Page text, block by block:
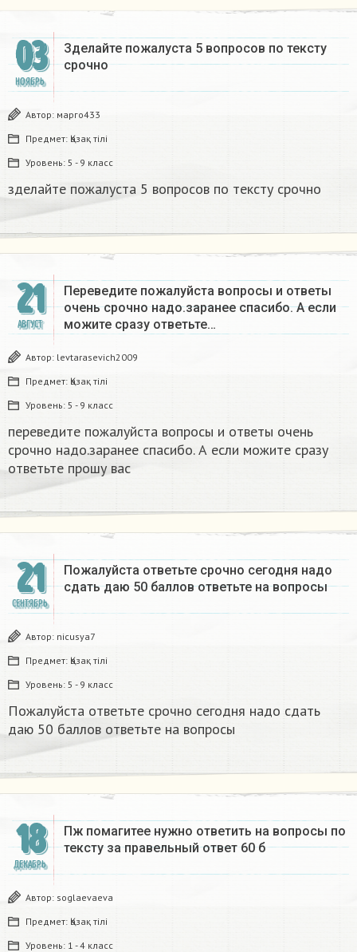
03
НОЯБРЬ
Зделайте пожалуста 5 вопросов по тексту
срочно​
Автор: марго433
Предмет: Қазақ тiлi
Уровень: 5 - 9 класс
зделайте пожалуста 5 вопросов по тексту срочно​
21
АВГУСТ
Переведите пожалуйста вопросы и ответы
очень срочно надо.заранее спасибо. А если
можите сразу ответьте…
Автор: levtarasevich2009
Предмет: Қазақ тiлi
Уровень: 5 - 9 класс
переведите пожалуйста вопросы и ответы очень
срочно надо.заранее спасибо. А если можите сразу
ответьте прошу вас
21
СЕНТЯБРЬ
Пожалуйста ответьте срочно сегодня надо
сдать даю 50 баллов ответьте на вопросы
Автор: nicusya7
Предмет: Қазақ тiлi
Уровень: 5 - 9 класс
Пожалуйста ответьте срочно сегодня надо сдать
даю 50 баллов ответьте на вопросы
18
ДЕКАБРЬ
Пж помагитее нужно ответить на вопросы по
тексту за правельный ответ 60 б
Автор: soglaevaeva
Предмет: Қазақ тiлi
Уровень: 1 - 4 класс